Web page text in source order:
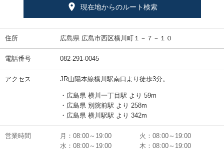
現在地からのルート検索
住所 広島県 広島市西区横川町１－７－１０
電話番号 082-291-0045
アクセス JR山陽本線横川駅南口より徒歩3分。
・広島県 横川一丁目駅 より 59m
・広島県 別院前駅 より 258m
・広島県 横川駅駅 より 342m
営業時間 月：08:00～19:00
火：08:00～19:00
水：08:00～19:00
木：08:00～19:00